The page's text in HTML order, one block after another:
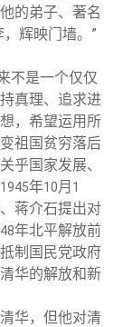
的弟子、著名
辉映门墙。”
不是一个仅仅
真理、追求进
，希望运用所
祖国贫穷落后
乎国家发展、
1945年10月 1
蒋介石提出对
年北平解放前
制国民党政府
华的解放和新
华，但他对清